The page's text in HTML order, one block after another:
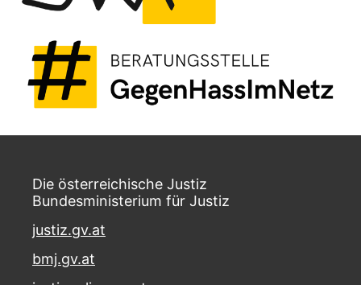
Die österreichische Justiz
Bundesministerium für Justiz
justiz.gv.at
bmj.gv.at